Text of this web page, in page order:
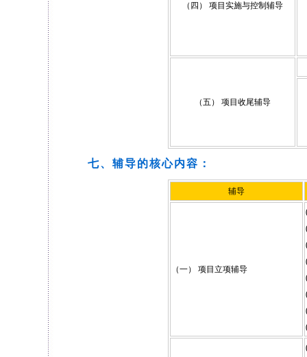
（四） 项目实施与控制辅导
（五） 项目收尾辅导
七、辅导的核心内容：
辅导
（一） 项目立项辅导